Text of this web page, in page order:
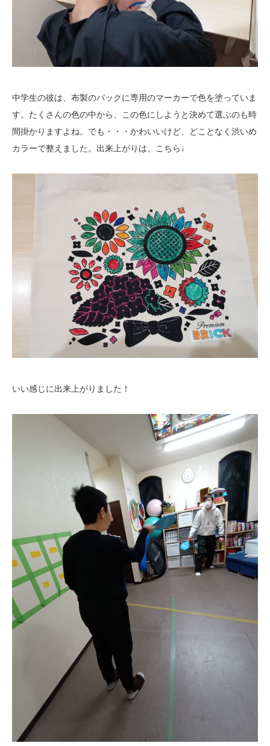
中学生の彼は、布製のバックに専用のマーカーで色を塗っていま
す。たくさんの色の中から、この色にしようと決めて選ぶのも時
間掛かりますよね。でも・・・かわいいけど、どことなく渋いめ
カラーで整えました。出来上がりは、こちら↓
いい感じに出来上がりました！